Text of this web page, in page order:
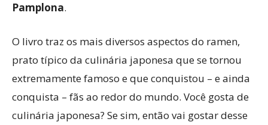
Pamplona.
O livro traz os mais diversos aspectos do ramen,
prato típico da culinária japonesa que se tornou
extremamente famoso e que conquistou – e ainda
conquista – fãs ao redor do mundo. Você gosta de
culinária japonesa? Se sim, então vai gostar desse